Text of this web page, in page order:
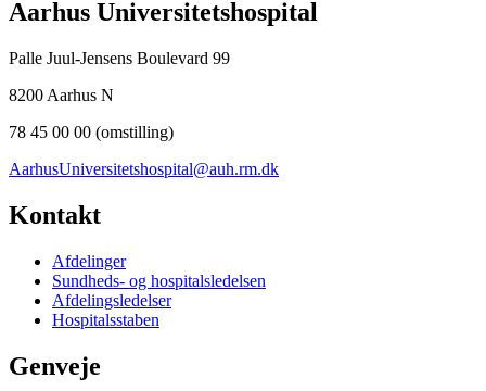
Aarhus Universitetshospital
Palle Juul-Jensens Boulevard 99
8200 Aarhus N
78 45 00 00 (omstilling)
AarhusUniversitetshospital@auh.rm.dk
Kontakt
Afdelinger
Sundheds- og hospitalsledelsen
Afdelingsledelser
Hospitalsstaben
Genveje